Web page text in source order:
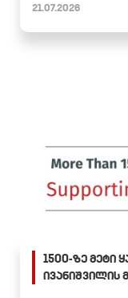
21.07.2026
1500-ზე მეტი
ივანიშვილის